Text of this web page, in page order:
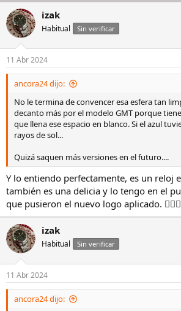
izak
Habitual Sin verificar
11 Abr 2024
ancora24 dijo:
No le termina de convencer esa esfera tan
decanto más por el modelo GMT porque
que llena ese espacio en blanco. Si el azul
rayos de sol...
Quizá saquen más versiones en el futuro....
Y lo entiendo perfectamente, es un reloj
también es una delicia y lo tengo en el
que pusieron el nuevo logo aplicado. 🤦🏻‍♂️
izak
Habitual Sin verificar
11 Abr 2024
ancora24 dijo: